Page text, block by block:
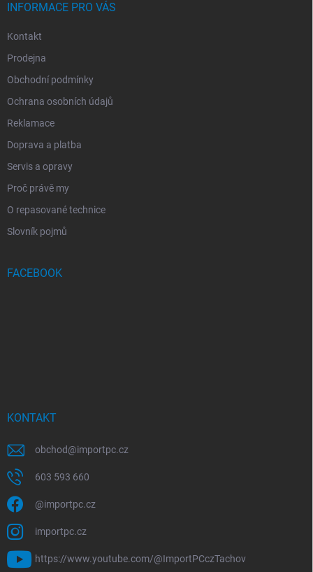
INFORMACE PRO VÁS
Kontakt
Prodejna
Obchodní podmínky
Ochrana osobních údajů
Reklamace
Doprava a platba
Servis a opravy
Proč právě my
O repasované technice
Slovník pojmů
FACEBOOK
KONTAKT
obchod@importpc.cz
603 593 660
@importpc.cz
importpc.cz
https://www.youtube.com/@ImportPCczTachov